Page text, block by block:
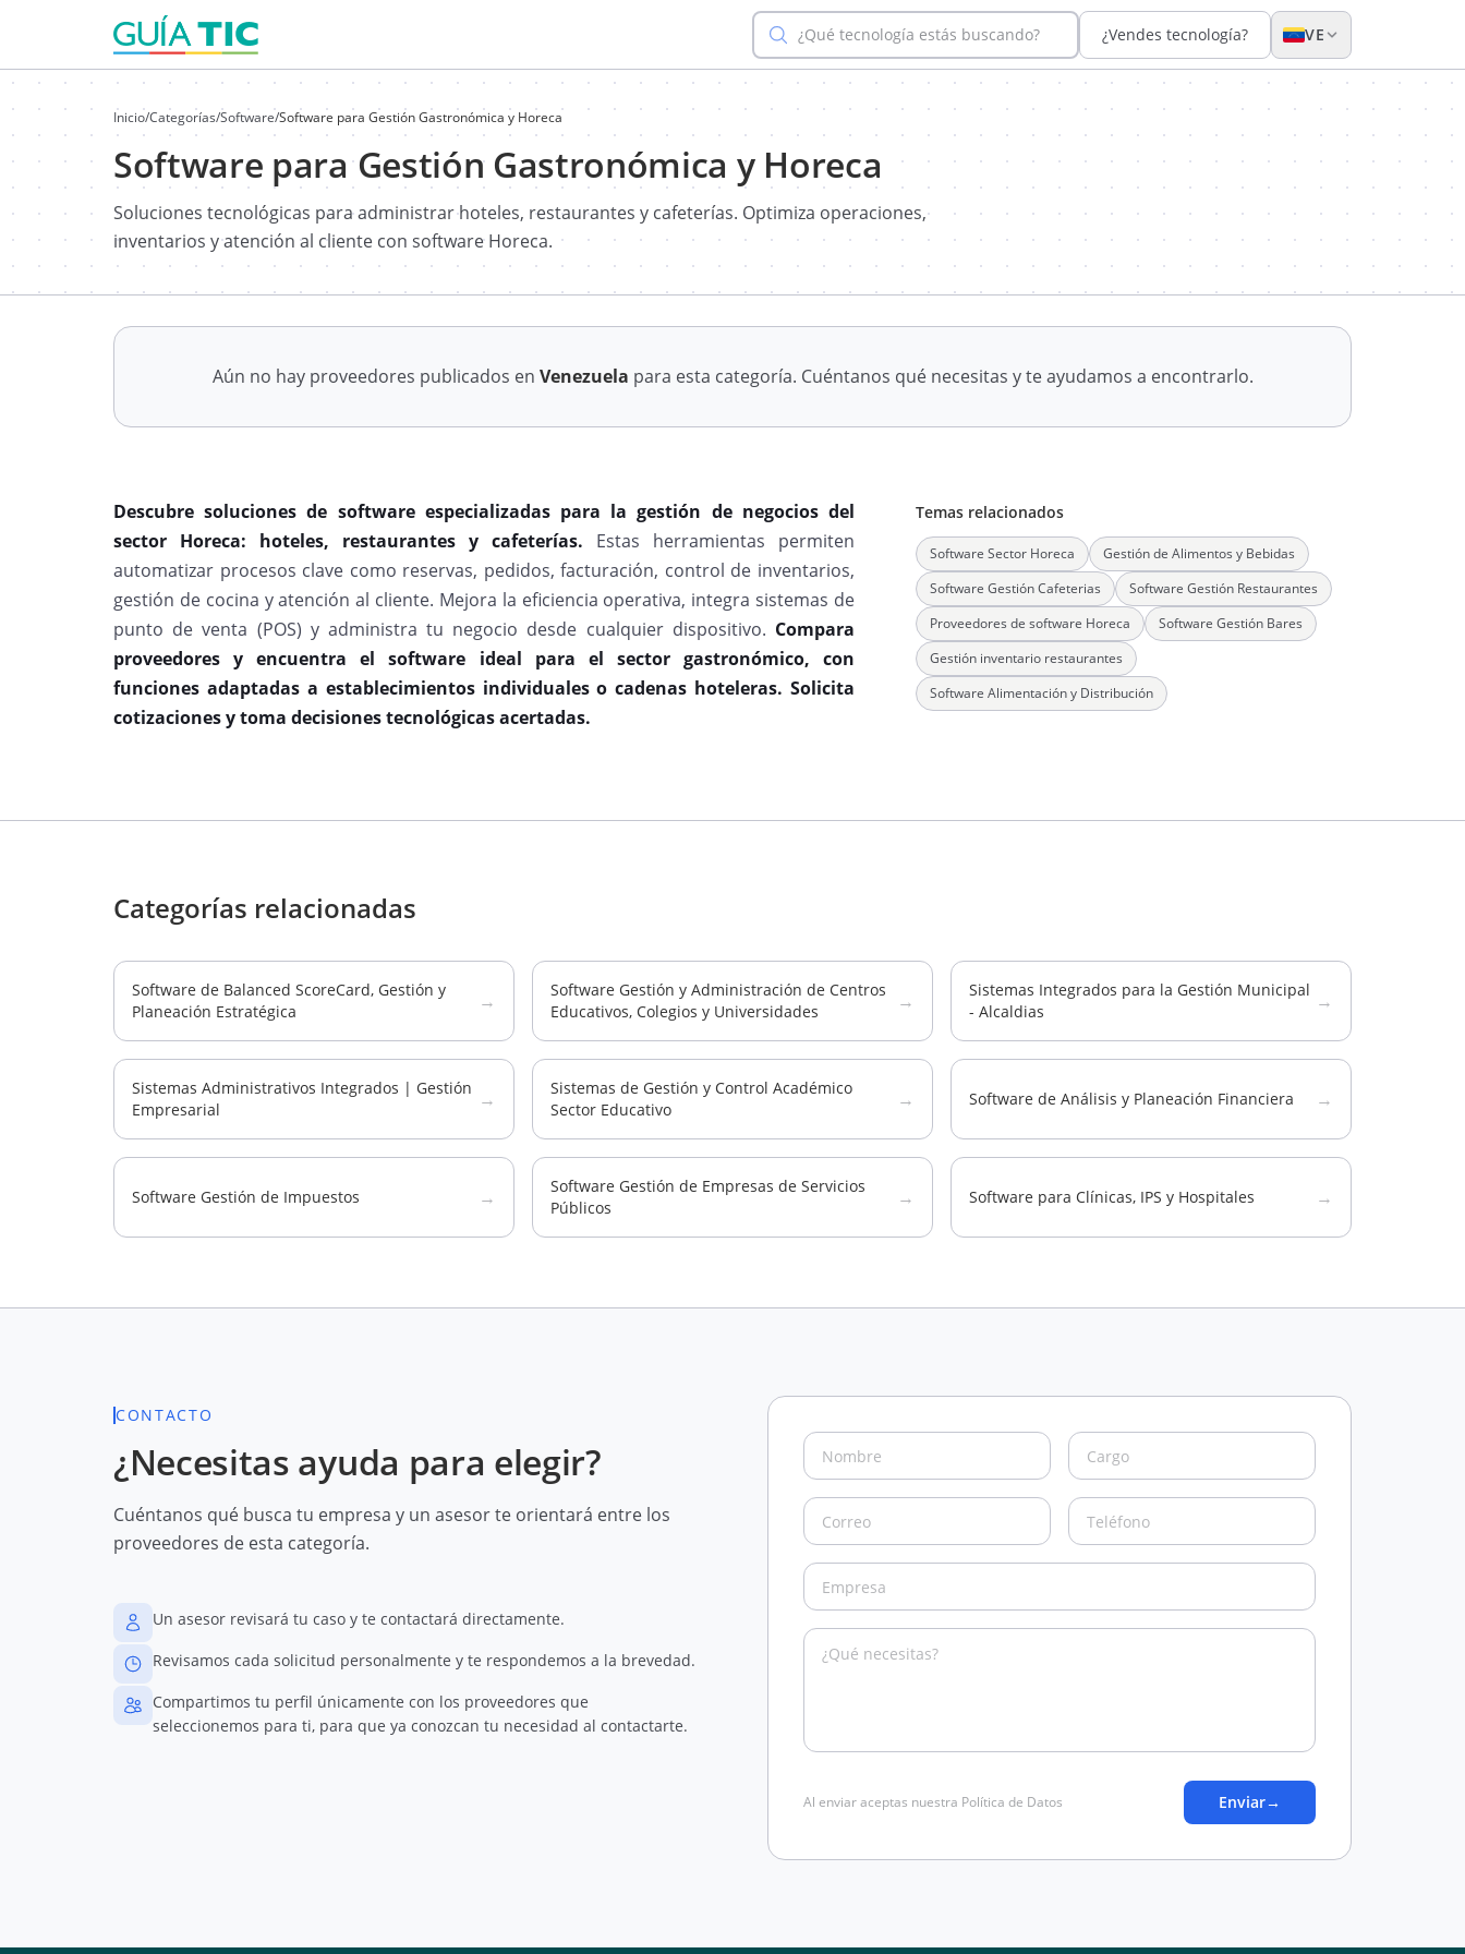
¿Qué tecnología estás buscando? ¿Vendes tecnología? VE
Inicio/Categorías/Software/Software para Gestión Gastronómica y Horeca
Software para Gestión Gastronómica y Horeca
Soluciones tecnológicas para administrar hoteles, restaurantes y cafeterías. Optimiza operaciones,
inventarios y atención al cliente con software Horeca.
Aún no hay proveedores publicados en Venezuela para esta categoría. Cuéntanos qué necesitas y te ayudamos a encontrarlo.
Descubre soluciones de software especializadas para la gestión de negocios del
sector Horeca: hoteles, restaurantes y cafeterías. Estas herramientas permiten
automatizar procesos clave como reservas, pedidos, facturación, control de inventarios,
gestión de cocina y atención al cliente. Mejora la eficiencia operativa, integra sistemas de
punto de venta (POS) y administra tu negocio desde cualquier dispositivo. Compara
proveedores y encuentra el software ideal para el sector gastronómico, con
funciones adaptadas a establecimientos individuales o cadenas hoteleras. Solicita
cotizaciones y toma decisiones tecnológicas acertadas.
Temas relacionados
Software Sector Horeca
Gestión de Alimentos y Bebidas
Software Gestión Cafeterias
Software Gestión Restaurantes
Proveedores de software Horeca
Software Gestión Bares
Gestión inventario restaurantes
Software Alimentación y Distribución
Categorías relacionadas
Software de Balanced ScoreCard, Gestión y
Planeación Estratégica
→
Software Gestión y Administración de Centros
Educativos, Colegios y Universidades
→
Sistemas Integrados para la Gestión Municipal
- Alcaldias
→
Sistemas Administrativos Integrados | Gestión
Empresarial
→
Sistemas de Gestión y Control Académico
Sector Educativo
→ Software de Análisis y Planeación Financiera →
Software Gestión de Impuestos →
Software Gestión de Empresas de Servicios
Públicos
→ Software para Clínicas, IPS y Hospitales →
CONTACTO
¿Necesitas ayuda para elegir?
Cuéntanos qué busca tu empresa y un asesor te orientará entre los
proveedores de esta categoría.
Un asesor revisará tu caso y te contactará directamente.
Revisamos cada solicitud personalmente y te respondemos a la brevedad.
Compartimos tu perfil únicamente con los proveedores que
seleccionemos para ti, para que ya conozcan tu necesidad al contactarte.
Al enviar aceptas nuestra Política de Datos Enviar→